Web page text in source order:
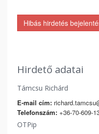
Hibás hirdetés
Hirdető adatai
Támcsu Richárd
E-mail cím:
Telefonszám: +36-70-609-
OTPip